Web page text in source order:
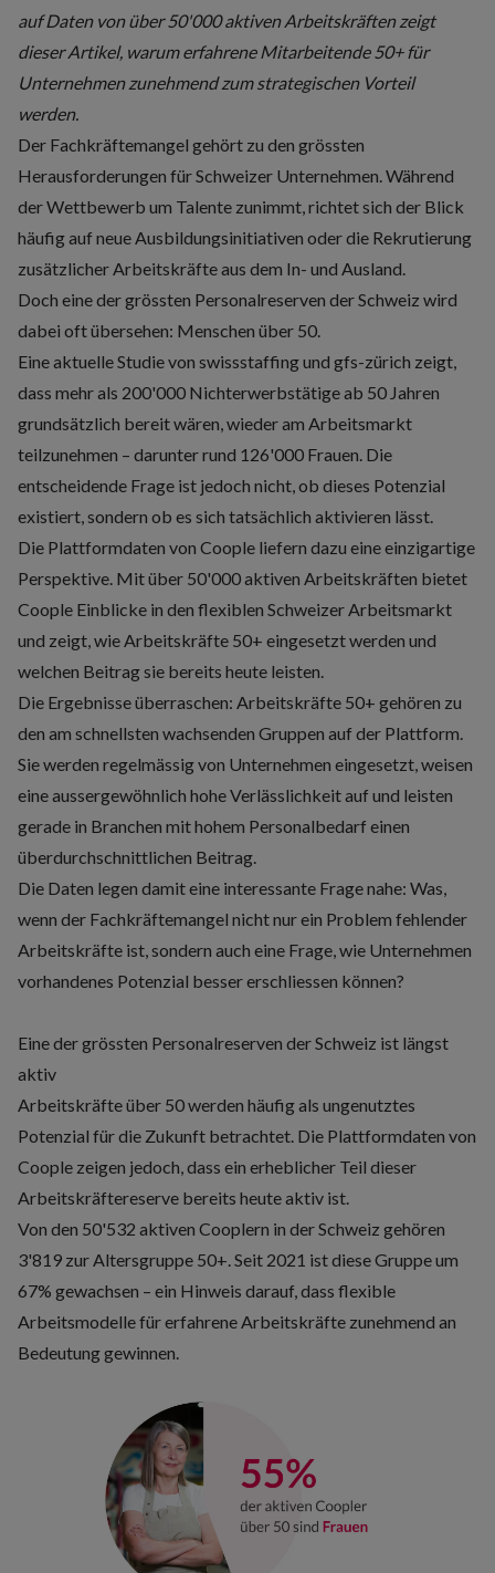
auf Daten von über 50'000 aktiven Arbeitskräften zeigt
dieser Artikel, warum erfahrene Mitarbeitende 50+ für
Unternehmen zunehmend zum strategischen Vorteil
werden.
Der Fachkräftemangel gehört zu den grössten
Herausforderungen für Schweizer Unternehmen. Während
der Wettbewerb um Talente zunimmt, richtet sich der Blick
häufig auf neue Ausbildungsinitiativen oder die Rekrutierung
zusätzlicher Arbeitskräfte aus dem In- und Ausland.
Doch eine der grössten Personalreserven der Schweiz wird
dabei oft übersehen: Menschen über 50.
Eine aktuelle Studie von swissstaffing und gfs-zürich zeigt,
dass mehr als 200'000 Nichterwerbstätige ab 50 Jahren
grundsätzlich bereit wären, wieder am Arbeitsmarkt
teilzunehmen – darunter rund 126'000 Frauen. Die
entscheidende Frage ist jedoch nicht, ob dieses Potenzial
existiert, sondern ob es sich tatsächlich aktivieren lässt.
Die Plattformdaten von Coople liefern dazu eine einzigartige
Perspektive. Mit über 50'000 aktiven Arbeitskräften bietet
Coople Einblicke in den flexiblen Schweizer Arbeitsmarkt
und zeigt, wie Arbeitskräfte 50+ eingesetzt werden und
welchen Beitrag sie bereits heute leisten.
Die Ergebnisse überraschen: Arbeitskräfte 50+ gehören zu
den am schnellsten wachsenden Gruppen auf der Plattform.
Sie werden regelmässig von Unternehmen eingesetzt, weisen
eine aussergewöhnlich hohe Verlässlichkeit auf und leisten
gerade in Branchen mit hohem Personalbedarf einen
überdurchschnittlichen Beitrag.
Die Daten legen damit eine interessante Frage nahe: Was,
wenn der Fachkräftemangel nicht nur ein Problem fehlender
Arbeitskräfte ist, sondern auch eine Frage, wie Unternehmen
vorhandenes Potenzial besser erschliessen können?
Eine der grössten Personalreserven der Schweiz ist längst
aktiv
Arbeitskräfte über 50 werden häufig als ungenutztes
Potenzial für die Zukunft betrachtet. Die Plattformdaten von
Coople zeigen jedoch, dass ein erheblicher Teil dieser
Arbeitskräftereserve bereits heute aktiv ist.
Von den 50'532 aktiven Cooplern in der Schweiz gehören
3'819 zur Altersgruppe 50+. Seit 2021 ist diese Gruppe um
67% gewachsen – ein Hinweis darauf, dass flexible
Arbeitsmodelle für erfahrene Arbeitskräfte zunehmend an
Bedeutung gewinnen.